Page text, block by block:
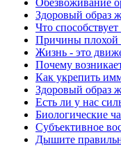
Обезвоживание
Здоровый образ
Что
Причины плохой
Жизнь - это
Почему
Как укрепить
Здоровый образ
Есть ли у нас
Биологические
Субъективное
Дышите